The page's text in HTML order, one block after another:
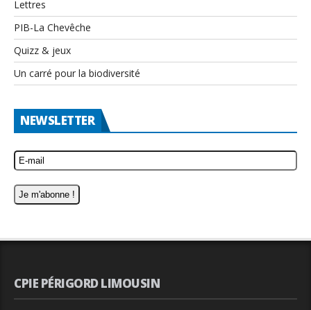
Lettres
PIB-La Chevêche
Quizz & jeux
Un carré pour la biodiversité
NEWSLETTER
CPIE PÉRIGORD LIMOUSIN